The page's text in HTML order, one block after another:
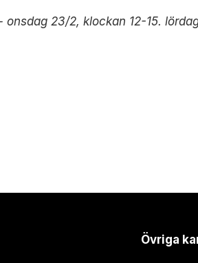
onsdag 23/2, klockan 12-15.
Övriga